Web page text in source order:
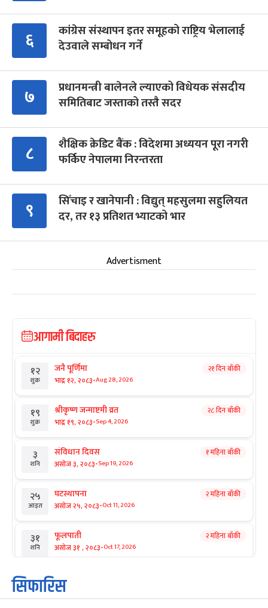
६
कांग्रेस संस्थापन इतर समूहको राष्ट्रिय भेलालाई
देउवाले सम्बोधन गर्ने
७
प्रधानमन्त्री बालेनले ल्याएको विधेयक संसदीय
समितिबाट जस्ताको तस्तै सदर
८
शैक्षिक क्रेडिट बैंक : विदेशमा अध्ययन पूरा नगरी
फर्किए नेपालमा निरन्तरता
९
सिँचाइ र खानेपानी : विद्युत् महसुलमा सहुलियत
दर, तर १३ प्रतिशत भ्याटको भार
Advertisment
आगामी बिदाहरु
१२
शुक्र
जनै पूर्णिमा
भाद्र १२, २०८३-Aug 28, 2026
२१ दिन बाँकी
१९
शुक्र
श्रीकृष्ण जन्माष्टमी व्रत
भाद्र १९, २०८३-Sep 4, 2026
२८ दिन बाँकी
३
शनि
संविधान दिवस
असोज ३, २०८३-Sep 19, 2026
१ महिना बाँकी
२५
आइत
घटस्थापना
असोज २५, २०८३-Oct 11, 2026
२ महिना बाँकी
३१
शनि
फूलपाती
असोज ३१ , २०८३-Oct 17, 2026
२ महिना बाँकी
१
आइत
कार्तिक सङ्क्रान्ति
कार्तिक १, २०८३
सिफारिस